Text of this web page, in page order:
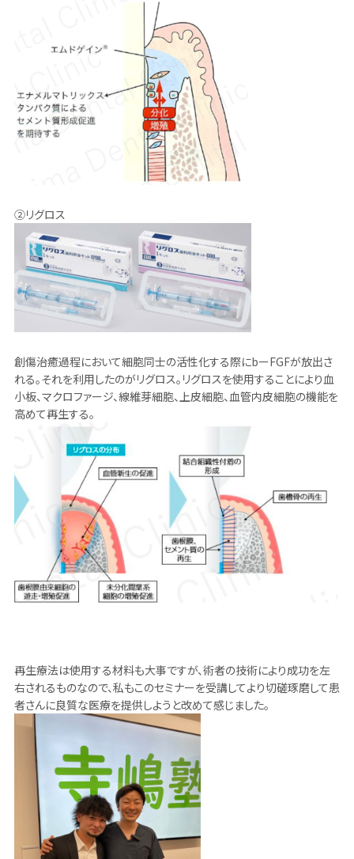
②リグロス
創傷治癒過程において細胞同士の活性化する際にbーFGFが放出さ
れる。それを利用したのがリグロス。リグロスを使用することにより血
小板、マクロファージ、線維芽細胞、上皮細胞、血管内皮細胞の機能を
高めて再生する。
再生療法は使用する材料も大事ですが、術者の技術により成功を左
右されるものなので、私もこのセミナーを受講してより切磋琢磨して患
者さんに良質な医療を提供しようと改めて感じました。